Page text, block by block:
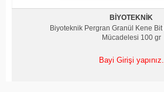
BIYOTEKNIK
Biyoteknik Pergran Granül Kene Bit
Mücadelesi 100 gr
Bayi Girişi yapınız.